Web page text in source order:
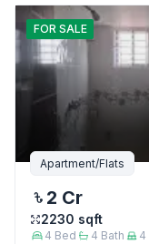
FOR SALE
Apartment/Flats
2 Cr
2230 sqft
4 Bed 4 Bath 4